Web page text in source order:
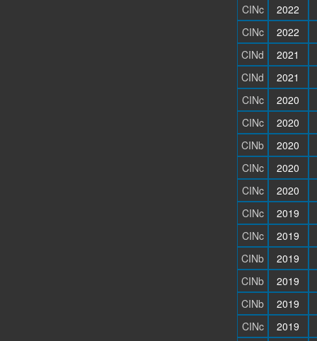
CINc
2022
CINc
2022
CINd
2021
CINd
2021
CINc
2020
CINc
2020
CINb
2020
CINc
2020
CINc
2020
CINc
2019
CINc
2019
CINb
2019
CINb
2019
CINb
2019
CINc
2019